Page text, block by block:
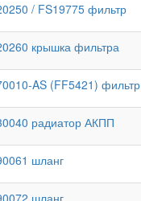
/ FS19775 фильтр
крышка фильтра
AS (FF5421) фильтр
радиатор АКПП
шланг
шланг